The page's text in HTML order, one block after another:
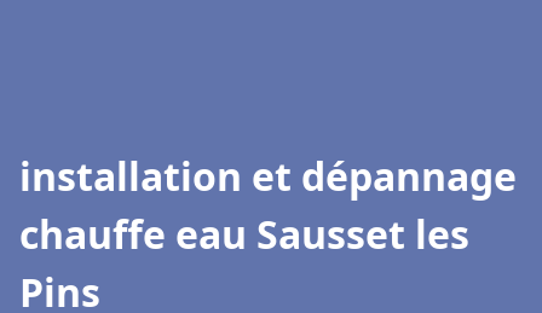
installation et dépannage
chauffe eau Sausset les
Pins